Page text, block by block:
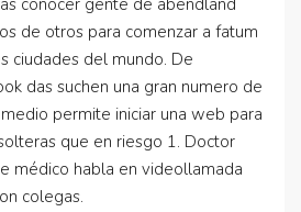
conocer gente de abendland
de otros para comenzar a fatum
ciudades del mundo. De
das suchen una gran numero de
permite iniciar una web para
que en riesgo 1. Doctor
médico habla en videollamada
colegas.